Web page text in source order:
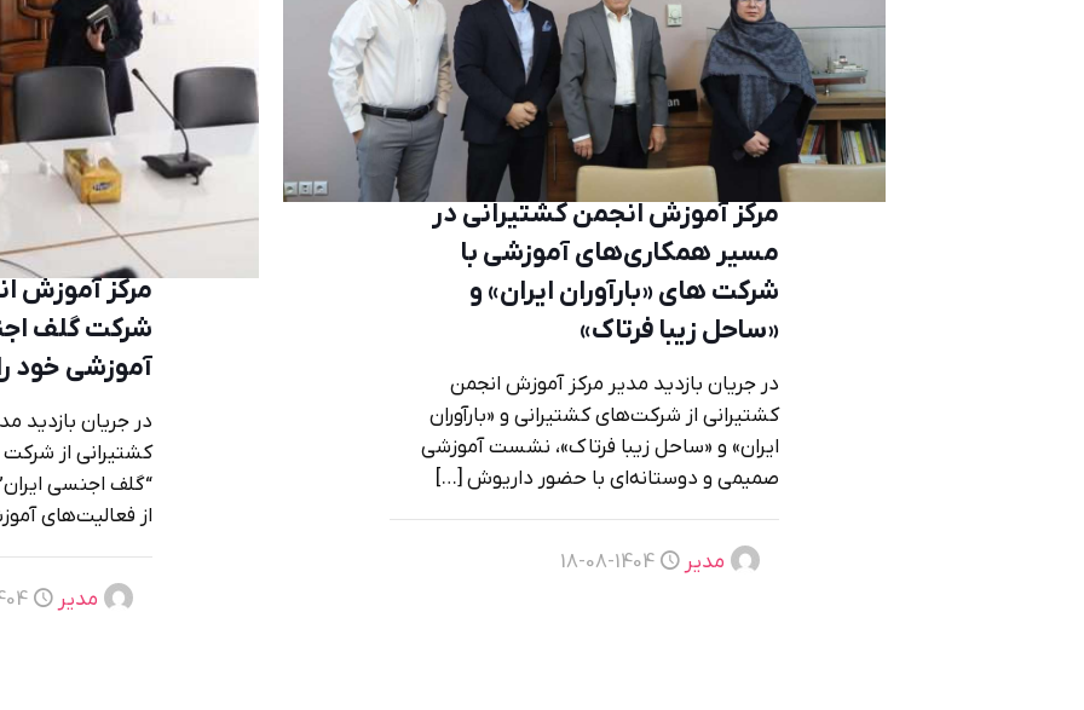
مرکز آموزش انجمن کشتیرانی در
مسیر همکاری‌های آموزشی با
شرکت های «بارآوران ایران» و
«ساحل زیبا فرتاک»
در جریان بازدید مدیر مرکز آموزش انجمن
کشتیرانی از شرکت‌های کشتیرانی و «بارآوران
ایران» و «ساحل زیبا فرتاک»، نشست آموزشی
صمیمی و دوستانه‌ای با حضور داریوش[…]
مدیر 1404-08-18
مرکز آموزش
شرکت گلف
آموزشی خود
در جریان بازدید
کشتیرانی از
“گلف اجنسی
از فعالیت‌های
مدیر 08-10